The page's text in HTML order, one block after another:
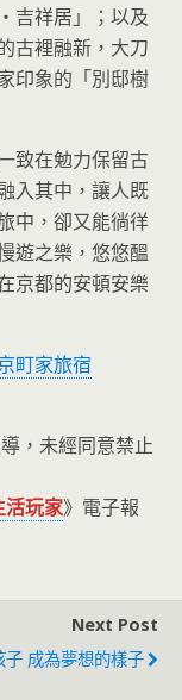
吉祥居」；以及
古裡融新，大刀
印象的「別邸樹
致在勉力保留古
入其中，讓人既
中，卻又能徜徉
遊之樂，悠悠醞
京都的安頓安樂
町家旅宿
，未經同意禁止
玩家》電子報
Next Post
子 成為夢想的樣子